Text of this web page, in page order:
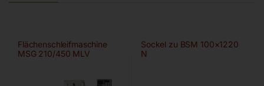
Flächenschleifmaschine
MSG 210/450 MLV
Sockel zu BSM 100×1220
N